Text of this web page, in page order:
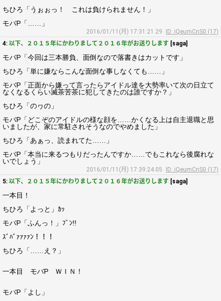
ちひろ「うぉぉっ！ これは負けられません！」
モバP「……」
2016/01/11(月) 17:31:21.29
ID: iQeumCnS0 (17)
4: 以下、２０１５年にかわりまして２０１６年がお送りします [saga]
モバP「今回は三本勝負、面倒なので落書きはカットです」
ちひろ「単に嫌ならこんな面倒な事しなくても……」
モバP「正面から嫌って言ったらアイドル達を大勢率いて次の日立て
なくなるくらい滅茶苦茶に犯してきたのは誰ですか？」
ちひろ「のヮの」
モバP「どこぞのアイドルの様な顔を……かくなる上は自主退職と思
いましたが、家に常駐されそうなのでやめました」
ちひろ「あぁっ、読まれてた……」
モバP「本当に来るつもりだったんですか……でもこれなら後腐れな
いでしょう」
2016/01/11(月) 17:39:24.05
ID: iQeumCnS0 (17)
5: 以下、２０１５年にかわりまして２０１６年がお送りします [saga]
一本目！
ちひろ「よっと」ｶｯ
モバP「ふんっ！」ﾌﾞﾝ!!
ｽﾞﾊﾞｧｧｧｧﾝ！！！
ちひろ「……え？」
一本目 モバP ＷＩＮ！
モバP「よし」